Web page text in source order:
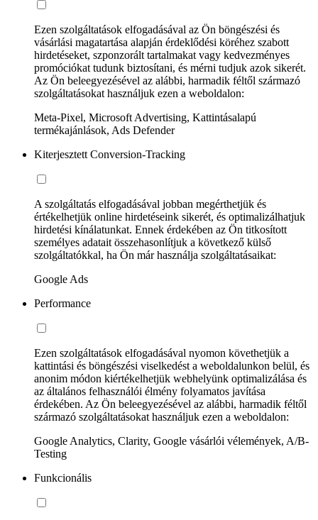
Ezen szolgáltatások elfogadásával az Ön böngészési és
vásárlási magatartása alapján érdeklődési köréhez szabott
hirdetéseket, szponzorált tartalmakat vagy kedvezményes
promóciókat tudunk biztosítani, és mérni tudjuk azok sikerét.
Az Ön beleegyezésével az alábbi, harmadik féltől származó
szolgáltatásokat használjuk ezen a weboldalon:
Meta-Pixel, Microsoft Advertising, Kattintásalapú
termékajánlások, Ads Defender
Kiterjesztett Conversion-Tracking
A szolgáltatás elfogadásával jobban megérthetjük és
értékelhetjük online hirdetéseink sikerét, és optimalizálhatjuk
hirdetési kínálatunkat. Ennek érdekében az Ön titkosított
személyes adatait összehasonlítjuk a következő külső
szolgáltatókkal, ha Ön már használja szolgáltatásaikat:
Google Ads
Performance
Ezen szolgáltatások elfogadásával nyomon követhetjük a
kattintási és böngészési viselkedést a weboldalunkon belül, és
anonim módon kiértékelhetjük webhelyünk optimalizálása és
az általános felhasználói élmény folyamatos javítása
érdekében. Az Ön beleegyezésével az alábbi, harmadik féltől
származó szolgáltatásokat használjuk ezen a weboldalon:
Google Analytics, Clarity, Google vásárlói vélemények, A/B-
Testing
Funkcionális